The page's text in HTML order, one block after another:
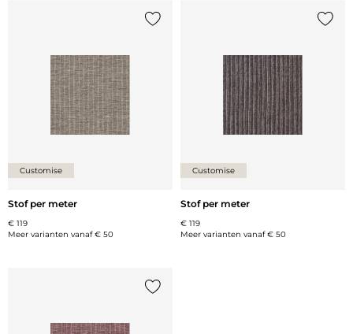
Customise
Stof per meter
€ 119
Meer varianten vanaf€ 50
Customise
Stof per meter
€ 119
Meer varianten vanaf€ 50